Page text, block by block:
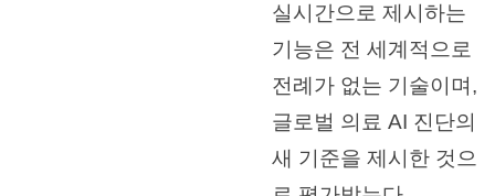
실시간으로 제시하는
기능은 전 세계적으로
전례가 없는 기술이며,
글로벌 의료 AI 진단의
새 기준을 제시한 것으